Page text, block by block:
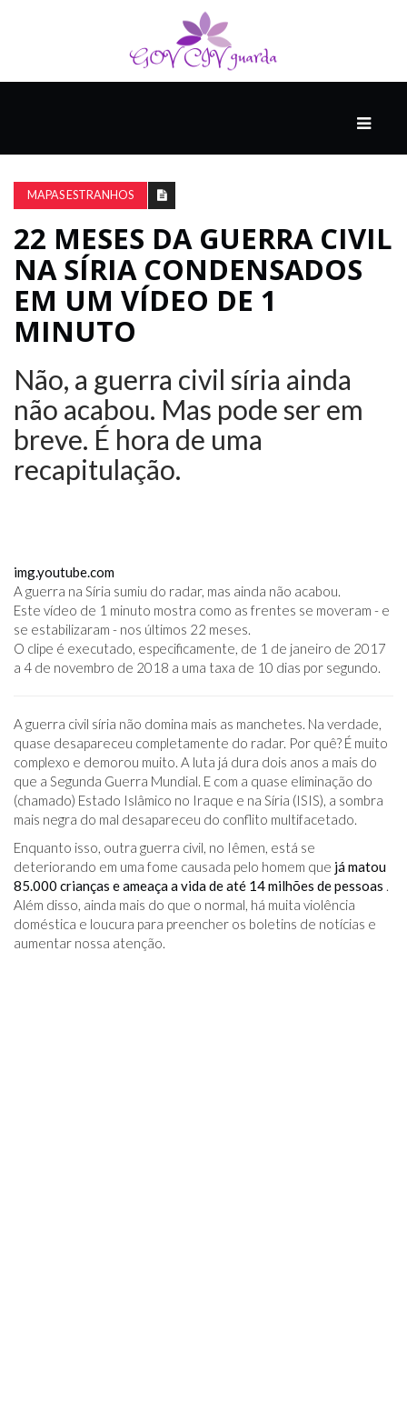
DO
THINK
COMPANHEIRO
COM
UM
ESTRONDO
MAPAS ESTRANHOS
22 MESES DA GUERRA CIVIL
NA SÍRIA CONDENSADOS ​​
EM UM VÍDEO DE 1
MINUTO
Não, a guerra civil síria ainda
não acabou. Mas pode ser em
breve. É hora de uma
recapitulação.
img.youtube.com
A guerra na Síria sumiu do radar, mas ainda não acabou.
Este vídeo de 1 minuto mostra como as frentes se moveram - e
se estabilizaram - nos últimos 22 meses.
O clipe é executado, especificamente, de 1 de janeiro de 2017
a 4 de novembro de 2018 a uma taxa de 10 dias por segundo.
A guerra civil síria não domina mais as manchetes. Na verdade,
quase desapareceu completamente do radar. Por quê? É muito
complexo e demorou muito. A luta já dura dois anos a mais do
que a Segunda Guerra Mundial. E com a quase eliminação do
(chamado) Estado Islâmico no Iraque e na Síria (ISIS), a sombra
mais negra do mal desapareceu do conflito multifacetado.
Enquanto isso, outra guerra civil, no Iêmen, está se
deteriorando em uma fome causada pelo homem que já matou
85.000 crianças e ameaça a vida de até 14 milhões de pessoas .
Além disso, ainda mais do que o normal, há muita violência
doméstica e loucura para preencher os boletins de notícias e
aumentar nossa atenção.